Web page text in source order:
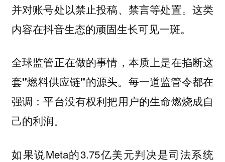
并对账号处以禁止投稿、禁言等处置。这类
内容在抖音生态的顽固生长可见一斑。
全球监管正在做的事情，本质上是在掐断这
套"燃料供应链"的源头。每一道监管令都在
强调：平台没有权利把用户的生命燃烧成自
己的利润。
如果说Meta的3.75亿美元判决是司法系统